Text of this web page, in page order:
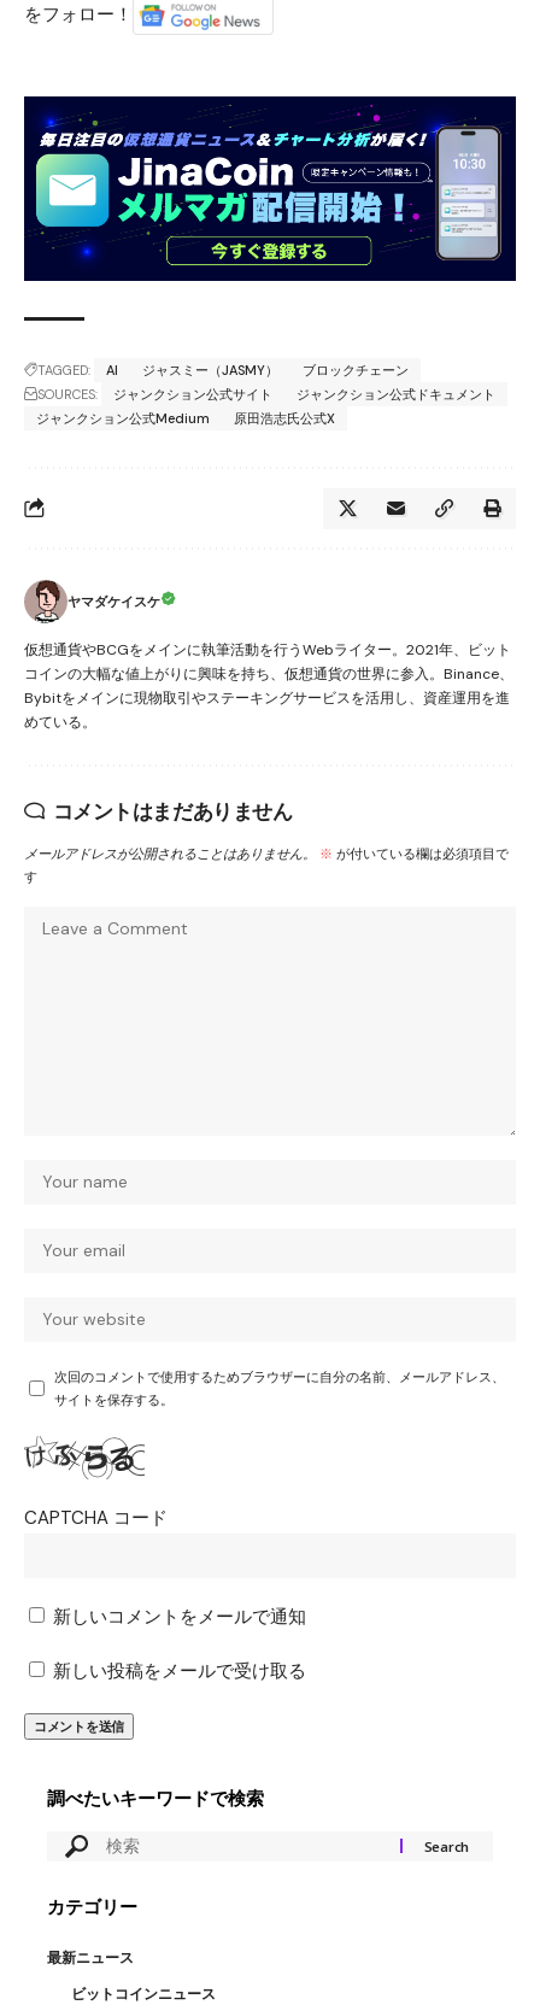
をフォロー！
TAGGED: AI ジャスミー（JASMY）
ブロックチェーン
SOURCES:
ジャンクション公式サイト
ジャンクション公式ドキュメント
ジャンクション公式Medium
原田浩志氏公式X
ヤマダケイスケ
仮想通貨やBCGをメインに執筆活動を行うWebライター。2021年、ビット
コインの大幅な値上がりに興味を持ち、仮想通貨の世界に参入。Binance、
Bybitをメインに現物取引やステーキングサービスを活用し、資産運用を進
めている。
コメントはまだありません
メールアドレスが公開されることはありません。 ※ が付いている欄は必須項目で
す
次回のコメントで使用するためブラウザーに自分の名前、メールアドレス、
サイトを保存する。
CAPTCHA コード
新しいコメントをメールで通知
新しい投稿をメールで受け取る
調べたいキーワードで検索
カテゴリー
最新ニュース
ビットコインニュース